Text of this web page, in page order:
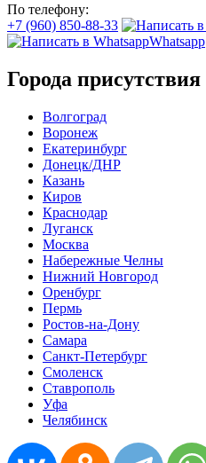
По телефону:
+7 (960) 850-88-33
Whatsapp
Города присутствия
Волгоград
Воронеж
Екатеринбург
Донецк/ДНР
Казань
Киров
Краснодар
Луганск
Москва
Набережные Челны
Нижний Новгород
Оренбург
Пермь
Ростов-на-Дону
Самара
Санкт-Петербург
Смоленск
Ставрополь
Уфа
Челябинск